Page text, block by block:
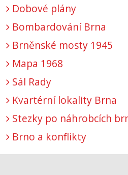
Dobové plány
Bombardování Brna
Brněnské mosty 1945
Mapa 1968
Sál Rady
Kvartérní lokality Brna
Stezky po náhrobcích
Brno a konflikty